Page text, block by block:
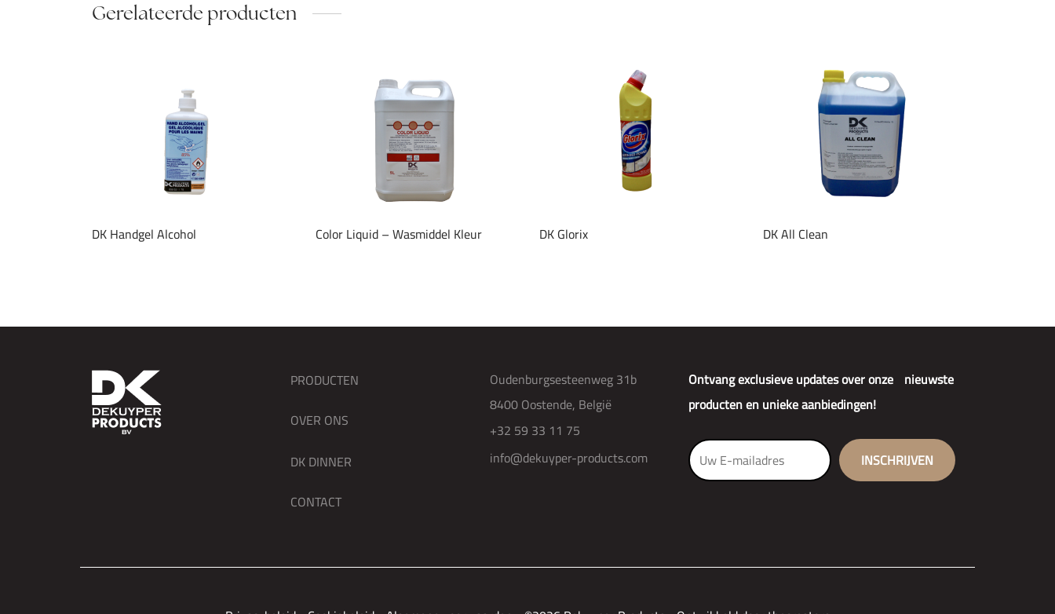
Gerelateerde producten
DK Handgel Alcohol Color Liquid – Wasmiddel Kleur DK Glorix DK All Clean
Ontvang exclusieve updates over onze nieuwste
producten en unieke aanbiedingen!
PRODUCTEN
OVER ONS
DK DINNER
CONTACT
Oudenburgsesteenweg 31b
8400 Oostende, België
+32 59 33 11 75
info@dekuyper-products.com